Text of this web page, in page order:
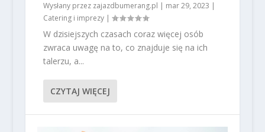
Wysłany przez zajazdbumerang.pl | mar 29, 2023 |
Catering i imprezy|
W dzisiejszych czasach coraz więcej osób
zwraca uwagę na to, co znajduje się na ich
talerzu, a...
CZYTAJ WIĘCEJ